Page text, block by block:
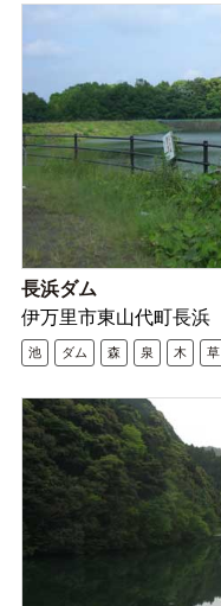
長浜ダム
伊万里市東山代町長浜
池 ダム 森 泉 木 草